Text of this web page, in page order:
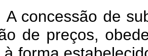
concessão de
de preços,